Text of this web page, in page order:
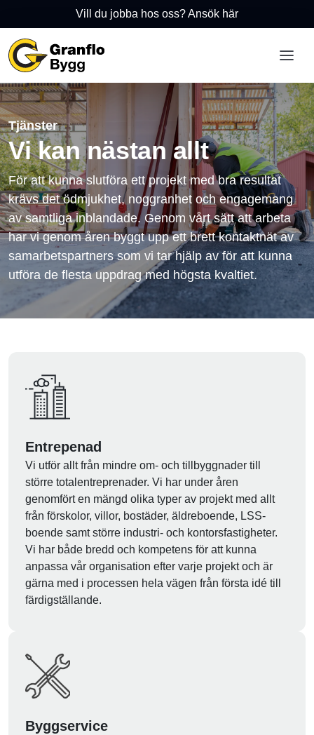
Vill du jobba hos oss? Ansök här
Tjänster
Vi kan nästan allt
För att kunna slutföra ett projekt med bra resultat
krävs det ödmjukhet, noggranhet och engagemang
av samtliga inblandade. Genom vårt sätt att arbeta
har vi genom åren byggt upp ett brett kontaktnät av
samarbetspartners som vi tar hjälp av för att kunna
utföra de flesta uppdrag med högsta kvaltiet.
Entrepenad
Vi utför allt från mindre om- och tillbyggnader till
större totalentreprenader. Vi har under åren
genomfört en mängd olika typer av projekt med allt
från förskolor, villor, bostäder, äldreboende, LSS-
boende samt större industri- och kontorsfastigheter.
Vi har både bredd och kompetens för att kunna
anpassa vår organisation efter varje projekt och är
gärna med i processen hela vägen från första idé till
färdigställande.
Byggservice